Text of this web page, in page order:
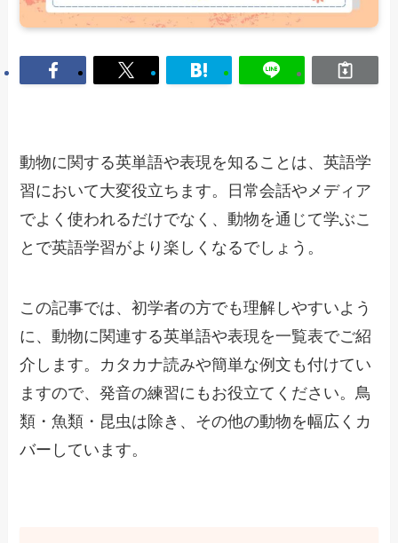
動物に関する英単語や表現を知ることは、英語学
習において大変役立ちます。日常会話やメディア
でよく使われるだけでなく、動物を通じて学ぶこ
とで英語学習がより楽しくなるでしょう。
この記事では、初学者の方でも理解しやすいよう
に、動物に関連する英単語や表現を一覧表でご紹
介します。カタカナ読みや簡単な例文も付けてい
ますので、発音の練習にもお役立てください。鳥
類・魚類・昆虫は除き、その他の動物を幅広くカ
バーしています。